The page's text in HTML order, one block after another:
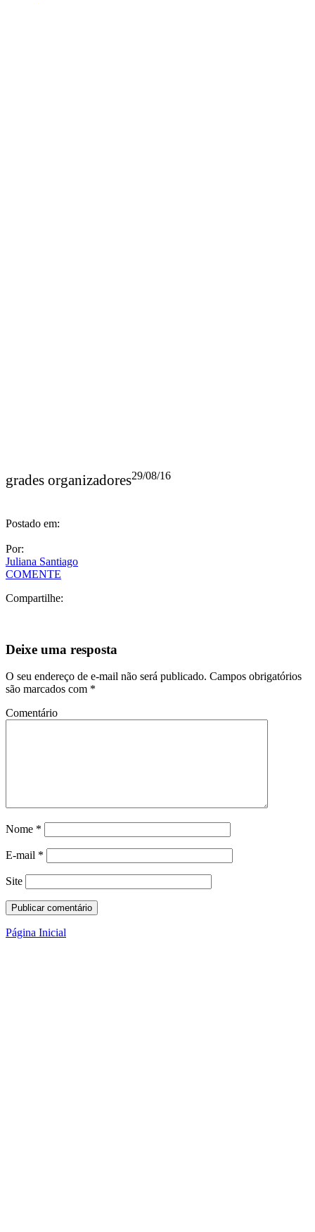
grades organizadores29/08/16
Postado em:
Por:
Juliana Santiago
COMENTE
Compartilhe:
Deixe uma resposta
O seu endereço de e-mail não será publicado. Campos obrigatórios
são marcados com *
Comentário
Nome *
E-mail *
Site
Página Inicial